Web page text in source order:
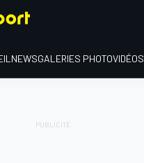
NEWSGALERIES PHOTOVIDÉOS